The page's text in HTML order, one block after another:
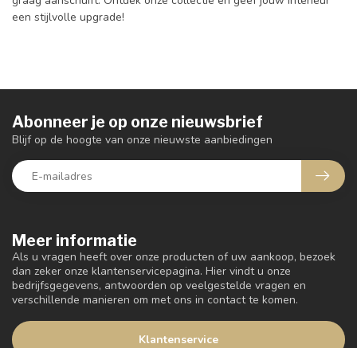
een stijlvolle upgrade!
Meer informatie
Als u vragen heeft over onze producten of uw aankoop, bezoek
dan zeker onze klantenservicepagina. Hier vindt u onze
bedrijfsgegevens, antwoorden op veelgestelde vragen en
verschillende manieren om met ons in contact te komen.
Klantenservice
Abonneer je op onze nieuwsbrief
Blijf op de hoogte van onze nieuwste aanbiedingen